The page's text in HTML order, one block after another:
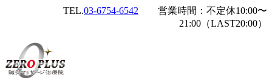
TEL.03-6754-6542 営業時間：不定休10:00〜
21:00（LAST20:00）